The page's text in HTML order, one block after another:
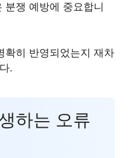
분쟁 예방에 중요합니
확히 반영되었는지 재차
.
하는 오류